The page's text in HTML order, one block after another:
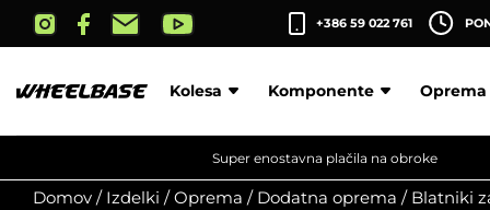
content
+386 59 022 761
Kolesa Komponente Oprema
Super enostavna plačila na obroke
Domov / Izdelki /Oprema / Dodatna oprema / Blatniki